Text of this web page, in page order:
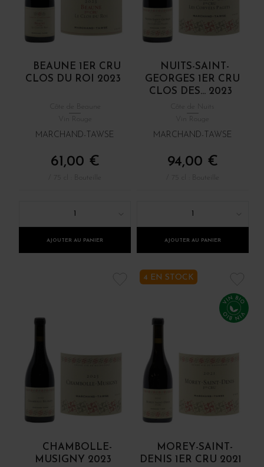
BEAUNE 1ER CRU
CLOS DU ROI 2023
MARCHAND-TAWSE
61,00 €
AJOUTER AU PANIER
NUITS-SAINT-
GEORGES 1ER CRU
CLOS DES... 2023
MARCHAND-TAWSE
94,00 €
AJOUTER AU PANIER
CHAMBOLLE-
MUSIGNY 2023
4 EN STOCK
MOREY-SAINT-
DENIS 1ER CRU 2021